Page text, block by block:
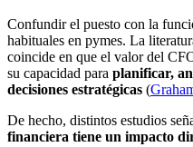
Confundir el puesto con la
habituales en pymes. La
coincide en que el valor del
su capacidad para planificar,
decisiones estratégicas (
De hecho, distintos estudios
financiera tiene un impacto